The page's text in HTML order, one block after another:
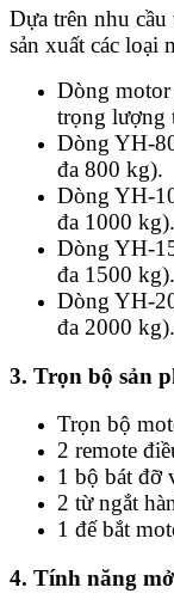
Dựa trên nhu cầu
sản xuất các loại
Dòng
trọng lượng
Dòng YH-
đa 800 kg).
Dòng YH-
đa 1000 kg).
Dòng YH-
đa 1500 kg).
Dòng YH-
đa 2000 kg).
3. Trọn bộ sản
Trọn bộ
2 remote
1 bộ bát đỡ
2 từ ngắt
1 đế bắt
4. Tính năng